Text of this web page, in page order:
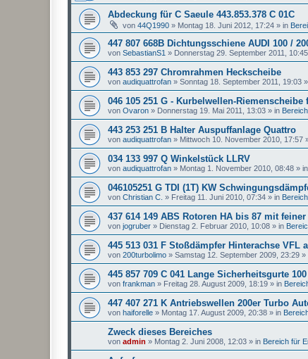
Abdeckung für C Saeule 443.853.378 C 01C
von 44Q1990 » Montag 18. Juni 2012, 17:24 » in
447 807 668B Dichtungsschiene AUDI 100 /
von SebastianS1 » Donnerstag 29. September 2011, 10:45
443 853 297 Chromrahmen Heckscheibe
von audiquattrofan » Sonntag 18. September 2011, 19:03
046 105 251 G - Kurbelwellen-Riemenscheibe
von Ovaron » Donnerstag 19. Mai 2011, 13:03 » in
443 253 251 B Halter Auspuffanlage Quattro
von audiquattrofan » Mittwoch 10. November 2010, 17:57
034 133 997 Q Winkelstück LLRV
von audiquattrofan » Montag 1. November 2010, 08:48 » in
046105251 G TDI (1T) KW
von Christian C. » Freitag 11. Juni 2010, 07:34 » in
437 614 149 ABS Rotoren HA bis 87 mit
von jogruber » Dienstag 2. Februar 2010, 10:08 » in
445 513 031 F Stoßdämpfer Hinterachse VFL
von 200turbolimo » Samstag 12. September 2009, 23:29 »
445 857 709 C 041 Lange Sicherheitsgurte
von frankman » Freitag 28. August 2009, 18:19 » in
447 407 271 K Antriebswellen 200er Turbo
von haiforelle » Montag 17. August 2009, 20:38 » in
Zweck dieses Bereiches
von admin » Montag 2. Juni 2008, 12:03 » in Bereich für